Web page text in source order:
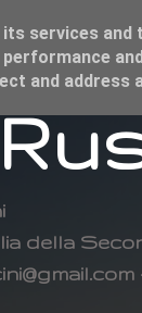
della
services and
and address